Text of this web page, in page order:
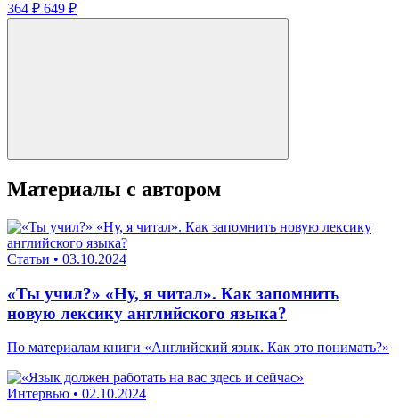
364 ₽ 649 ₽
Материалы с автором
Статьи • 03.10.2024
«Ты учил?» «Ну, я читал». Как запомнить
новую лексику английского языка?
По материалам книги «Английский язык. Как это понимать?»
Интервью • 02.10.2024